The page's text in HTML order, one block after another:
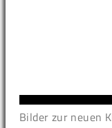
Bilder zur neuen